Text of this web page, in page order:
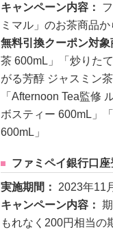
キャンペーン内容：
ミマル」のお茶商品
無料引換クーポン対象
茶 600mL」「炒りた
がる芳醇 ジャスミン
「Afternoon Tea監修
ボスティー 600mL」
600mL」
ファミペイ銀行口
実施期間： 2023年11
キャンペーン内容：
もれなく200円相当の